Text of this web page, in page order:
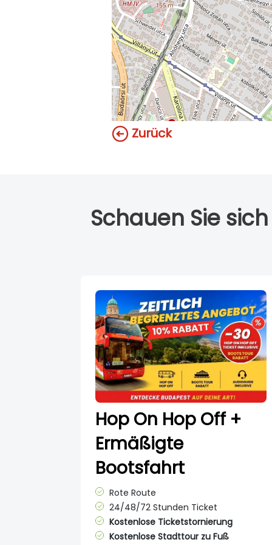
Zurück
Schauen Sie
Hop On Hop Off +
Ermäßigte
Bootsfahrt
Rote Route
24/48/72 Stunden Ticket
Kostenlose Ticketstornierung
Kostenlose Stadttour zu Fuß